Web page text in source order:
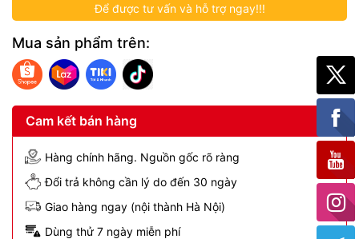
Để được tư vấn và hỗ trợ ngay!!!
Mua sản phẩm trên:
Cam kết bán hàng
Hàng chính hãng. Nguồn gốc rõ ràng
Đổi trả không cần lý do đến 30 ngày
Giao hàng ngay (nội thành Hà Nội)
Dùng thử 7 ngày miễn phí